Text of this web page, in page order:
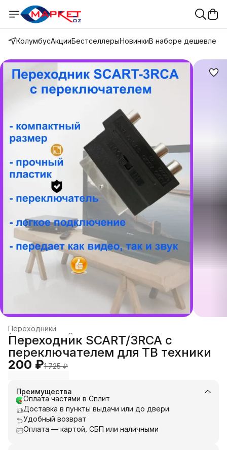
КолумбусАкцииБестселлерыНовинкиВ наборе дешевле
Переходники
Аксессуары для Спутникового и эфирного телевидения
Телевидение ›
Каталог ›
Главная ›
Переходник SCART/3RCA с
переключателем для ТВ техники
200 ₽1 725 ₽
Преимущества
Оплата частями в Сплит
Доставка в пункты выдачи или до двери
Удобный возврат
Оплата — картой, СБП или наличными